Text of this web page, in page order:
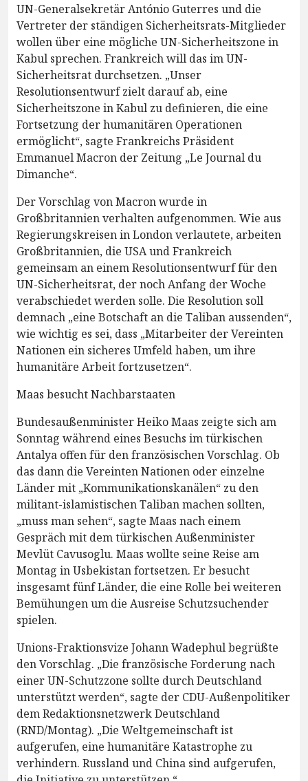
UN-Generalsekretär António Guterres und die
Vertreter der ständigen Sicherheitsrats-Mitglieder
wollen über eine mögliche UN-Sicherheitszone in
Kabul sprechen. Frankreich will das im UN-
Sicherheitsrat durchsetzen. „Unser
Resolutionsentwurf zielt darauf ab, eine
Sicherheitszone in Kabul zu definieren, die eine
Fortsetzung der humanitären Operationen
ermöglicht“, sagte Frankreichs Präsident
Emmanuel Macron der Zeitung „Le Journal du
Dimanche“.
Der Vorschlag von Macron wurde in
Großbritannien verhalten aufgenommen. Wie aus
Regierungskreisen in London verlautete, arbeiten
Großbritannien, die USA und Frankreich
gemeinsam an einem Resolutionsentwurf für den
UN-Sicherheitsrat, der noch Anfang der Woche
verabschiedet werden solle. Die Resolution soll
demnach „eine Botschaft an die Taliban aussenden“,
wie wichtig es sei, dass „Mitarbeiter der Vereinten
Nationen ein sicheres Umfeld haben, um ihre
humanitäre Arbeit fortzusetzen“.
Maas besucht Nachbarstaaten
Bundesaußenminister Heiko Maas zeigte sich am
Sonntag während eines Besuchs im türkischen
Antalya offen für den französischen Vorschlag. Ob
das dann die Vereinten Nationen oder einzelne
Länder mit „Kommunikationskanälen“ zu den
militant-islamistischen Taliban machen sollten,
„muss man sehen“, sagte Maas nach einem
Gespräch mit dem türkischen Außenminister
Mevlüt Cavusoglu. Maas wollte seine Reise am
Montag in Usbekistan fortsetzen. Er besucht
insgesamt fünf Länder, die eine Rolle bei weiteren
Bemühungen um die Ausreise Schutzsuchender
spielen.
Unions-Fraktionsvize Johann Wadephul begrüßte
den Vorschlag. „Die französische Forderung nach
einer UN-Schutzzone sollte durch Deutschland
unterstützt werden“, sagte der CDU-Außenpolitiker
dem Redaktionsnetzwerk Deutschland
(RND/Montag). „Die Weltgemeinschaft ist
aufgerufen, eine humanitäre Katastrophe zu
verhindern. Russland und China sind aufgerufen,